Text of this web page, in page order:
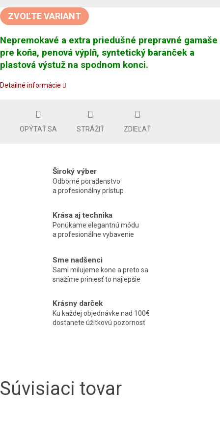
cena:
ZVOĽTE VARIANT
Nepremokavé a extra priedušné prepravné gamaše
pre koňa, penová výplň, syntetický baranček a
plastová výstuž na spodnom konci.
Detailné informácie
OPÝTAŤ SA STRÁŽIŤ ZDIEĽAŤ
Široký výber
Odborné poradenstvo
a profesionálny prístup
Krása aj technika
Ponúkame elegantnú módu
a profesionálne vybavenie
Sme nadšenci
Sami milujeme kone a preto sa
snažíme priniesť to najlepšie
Krásny darček
Ku každej objednávke nad 100€
dostanete úžitkovú pozornosť
Súvisiaci tovar